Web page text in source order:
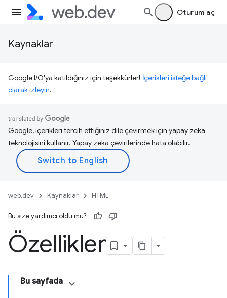
Oturum aç
Kaynaklar
Google I/O'ya katıldığınız için teşekkürler! İçerikleri isteğe bağlı
olarak izleyin.
Google, içerikleri tercih ettiğiniz dile çevirmek için yapay zeka
teknolojisini kullanır. Yapay zeka çevirilerinde hata olabilir.
web.dev Kaynaklar HTML
Bu size yardımcı oldu mu?
Özellikler
Bu sayfada